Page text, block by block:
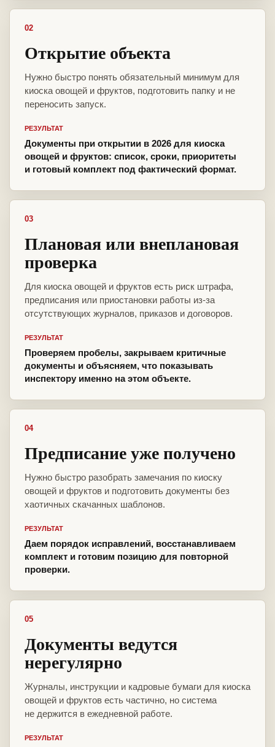
02
Открытие объекта
Нужно быстро понять обязательный минимум для
киоска овощей и фруктов, подготовить папку и не
переносить запуск.
РЕЗУЛЬТАТ
Документы при открытии в 2026 для киоска
овощей и фруктов: список, сроки, приоритеты
и готовый комплект под фактический формат.
03
Плановая или внеплановая
проверка
Для киоска овощей и фруктов есть риск штрафа,
предписания или приостановки работы из-за
отсутствующих журналов, приказов и договоров.
РЕЗУЛЬТАТ
Проверяем пробелы, закрываем критичные
документы и объясняем, что показывать
инспектору именно на этом объекте.
04
Предписание уже получено
Нужно быстро разобрать замечания по киоску
овощей и фруктов и подготовить документы без
хаотичных скачанных шаблонов.
РЕЗУЛЬТАТ
Даем порядок исправлений, восстанавливаем
комплект и готовим позицию для повторной
проверки.
05
Документы ведутся
нерегулярно
Журналы, инструкции и кадровые бумаги для киоска
овощей и фруктов есть частично, но система
не держится в ежедневной работе.
РЕЗУЛЬТАТ